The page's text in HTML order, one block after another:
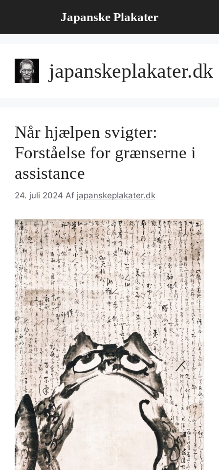
Japanske Plakater
japanskeplakater.dk
Når hjælpen svigter:
Forståelse for grænserne i
assistance
24. juli 2024 Af japanskeplakater.dk